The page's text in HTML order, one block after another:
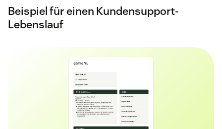
Beispiel für einen Kundensupport-
Lebenslauf